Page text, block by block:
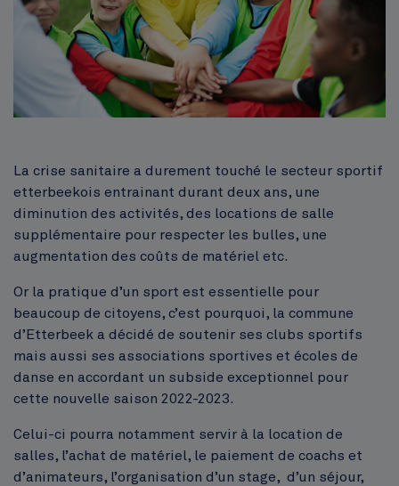
Corps
La crise sanitaire a durement touché le secteur sportif
etterbeekois entrainant durant deux ans, une
diminution des activités, des locations de salle
supplémentaire pour respecter les bulles, une
augmentation des coûts de matériel etc.
Or la pratique d’un sport est essentielle pour
beaucoup de citoyens, c’est pourquoi, la commune
d’Etterbeek a décidé de soutenir ses clubs sportifs
mais aussi ses associations sportives et écoles de
danse en accordant un subside exceptionnel pour
cette nouvelle saison 2022-2023.
Celui-ci pourra notamment servir à la location de
salles, l’achat de matériel, le paiement de coachs et
d’animateurs, l’organisation d’un stage, d’un séjour,